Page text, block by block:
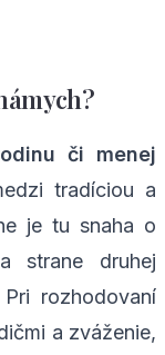
či menej
tradíciou a
je tu snaha o
strane druhej
rozhodovaní
a zváženie,